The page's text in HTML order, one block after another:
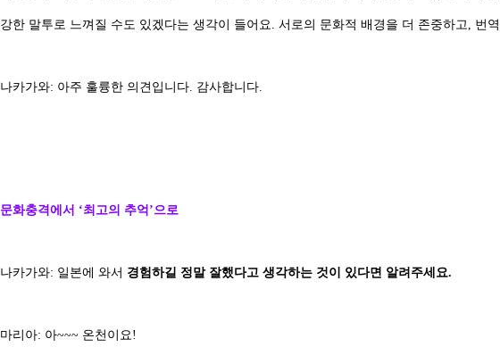
강한 말투로 느껴질 수도 있겠다는 생각이 들어요. 서로의 문화적 배경을 더 존중하고, 번
나카가와: 아주 훌륭한 의견입니다. 감사합니다.
문화충격에서 ‘최고의 추억’으로
나카가와: 일본에 와서 경험하길 정말 잘했다고 생각하는 것이 있다면 알려주세요.
마리아: 아~~~ 온천이요!